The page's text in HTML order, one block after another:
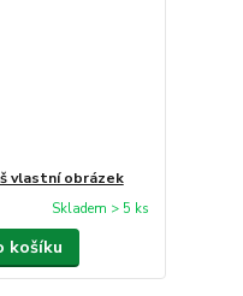
vlastní obrázek
Skladem > 5 ks
košíku